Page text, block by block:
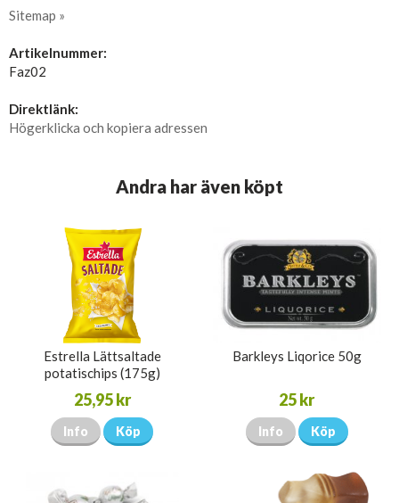
Sitemap »
Artikelnummer:
Faz02
Direktlänk:
Högerklicka och kopiera adressen
Andra har även köpt
Estrella Lättsaltade
potatischips (175g)
25,95 kr
Info Köp
Barkleys Liqorice 50g
25 kr
Info Köp